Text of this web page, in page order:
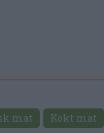
mat
Kokt mat